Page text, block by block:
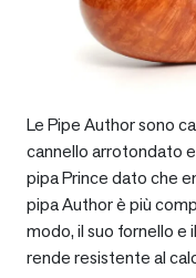
Le Pipe Author sono
cannello arrotondato
pipa Prince dato che
pipa Author è più
modo, il suo fornello e
rende resistente al